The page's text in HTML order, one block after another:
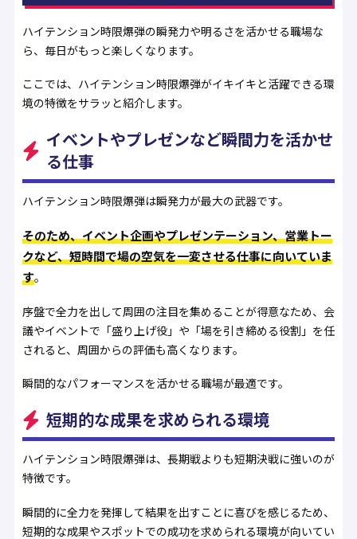
ハイテンション時限爆弾の瞬発力や明るさを活かせる職場な
ら、毎日がもっと楽しくなります。
ここでは、ハイテンション時限爆弾がイキイキと活躍できる環
境の特徴をサラッと紹介します。
イベントやプレゼンなど瞬間力を活かせ
る仕事
ハイテンション時限爆弾は瞬発力が最大の武器です。
そのため、イベント企画やプレゼンテーション、営業トー
クなど、短時間で場の空気を一変させる仕事に向いていま
す。
序盤で全力を出して周囲の注目を集めることが得意なため、会
議やイベントで「盛り上げ役」や「場を引き締める役割」を任
されると、周囲からの評価も高くなります。
瞬間的なパフォーマンスを活かせる職場が最適です。
短期的な成果を求められる環境
ハイテンション時限爆弾は、長期戦よりも短期決戦に強いのが
特徴です。
瞬間的に全力を発揮して結果を出すことに喜びを感じるため、
短期的な成果やスポットでの成功を求められる環境が向いてい